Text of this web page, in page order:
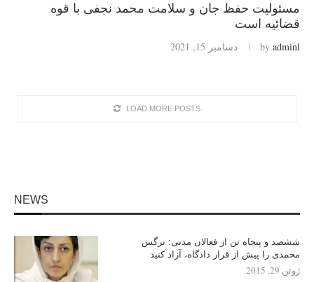
مسئولیت حفظ جان و سلامت محمد نجفی با قوه
قضائیه است
by adminl دسامبر 15, 2021
LOAD MORE POSTS
NEWS
ششصد و پنجاه تن از فعالان مدنی: نرگس
محمدی را پیش از قرار دادگاه، آزاد کنید
ژوئن 29, 2015